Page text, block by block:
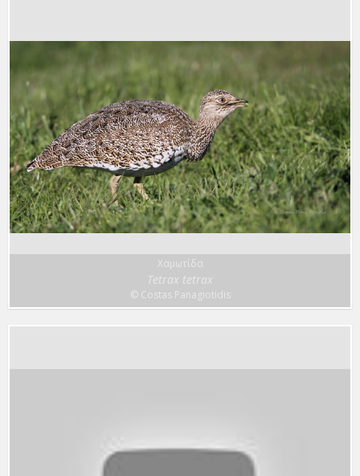
Χαμωτίδα
Tetrax tetrax
© Costas Panagiotidis